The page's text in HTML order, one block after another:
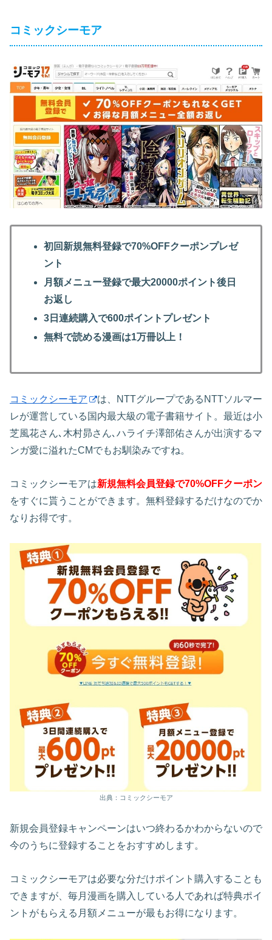
コミックシーモア
初回新規無料登録で70%OFFクーポンプレゼ
ント
月額メニュー登録で最大20000ポイント後日
お返し
3日連続購入で600ポイントプレゼント
無料で読める漫画は1万冊以上！
コミックシーモア
は、NTTグループであるNTTソルマー
レが運営している国内最大級の電子書籍サイト。最近は小
芝風花さん､木村昴さん､ハライチ澤部佑さんが出演するマ
ンガ愛に溢れたCMでもお馴染みですね。
コミックシーモアは新規無料会員登録で70%OFFクーポン
をすぐに貰うことができます。無料登録するだけなのでか
なりお得です。
出典：コミックシーモア
新規会員登録キャンペーンはいつ終わるかわからないので
今のうちに登録することをおすすめします。
コミックシーモアは必要な分だけポイント購入することも
できますが、毎月漫画を購入している人であれば特典ポイ
ントがもらえる月額メニューが最もお得になります。